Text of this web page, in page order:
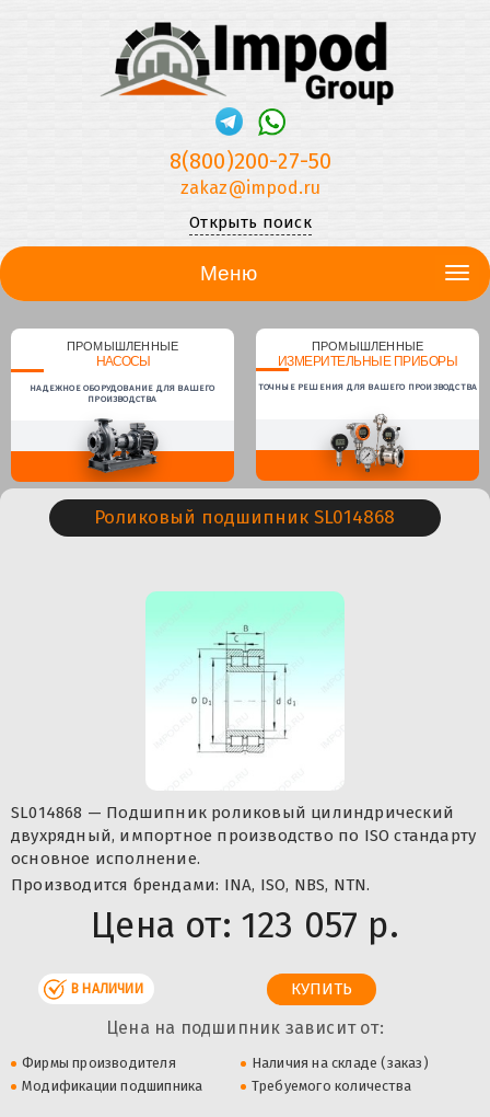
8(800)200-27-50
zakaz@impod.ru
Открыть поиск
Меню
ПРОМЫШЛЕННЫЕ
НАСОСЫ
НАДЕЖНОЕ ОБОРУДОВАНИЕ ДЛЯ ВАШЕГО
ПРОИЗВОДСТВА
ПРОМЫШЛЕННЫЕ
ИЗМЕРИТЕЛЬНЫЕ ПРИБОРЫ
ТОЧНЫЕ РЕШЕНИЯ ДЛЯ ВАШЕГО ПРОИЗВОДСТВА
Роликовый подшипник SL014868
SL014868 — Подшипник роликовый цилиндрический
двухрядный, импортное производство по ISO стандарту
основное исполнение.
Производится брендами: INA, ISO, NBS, NTN.
Цена от: 123 057 р.
В НАЛИЧИИ
Цена на подшипник зависит от:
Фирмы производителя
Наличия на складе (заказ)
Модификации подшипника
Требуемого количества